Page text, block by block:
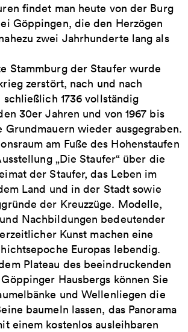
findet man heute von der Burg
Göppingen, die den Herzögen
zwei Jahrhunderte lang als
Stammburg der Staufer wurde
zerstört, nach und nach
schließlich 1736 vollständig
30er Jahren und von 1967 bis
Grundmauern wieder ausgegraben.
am Fuße des Hohenstaufen
„Die Staufer“ über die
der Staufer, das Leben im
Land und in der Stadt sowie
der Kreuzzüge. Modelle,
Nachbildungen bedeutender
Kunst machen eine
Europas lebendig.
Plateau des beeindruckenden
Hausbergs können Sie
und Wellenliegen die
baumeln lassen, das Panorama
einem kostenlos ausleihbaren